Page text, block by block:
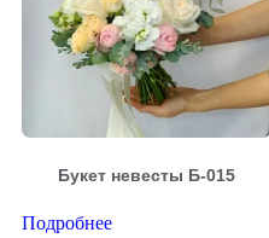
Букет невесты Б-015
Подробнее